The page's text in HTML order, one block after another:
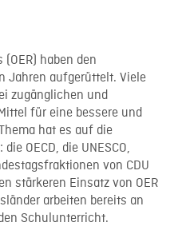
haben den
Jahren aufgerüttelt. Viele
zugänglichen und
für eine bessere und
hat es auf die
OECD, die UNESCO,
von CDU
stärkeren Einsatz von OER
arbeiten bereits an
Schulunterricht.